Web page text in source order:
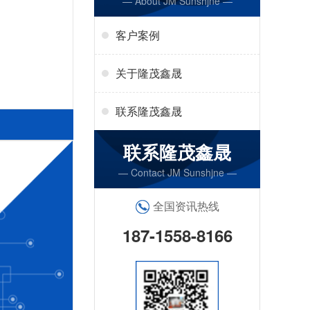
客户案例
关于隆茂鑫晟
联系隆茂鑫晟
联系隆茂鑫晟
— Contact JM Sunshjne —
全国资讯热线
187-1558-8166